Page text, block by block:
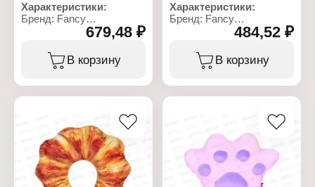
Характеристики:
Бренд: Fancy
Артикул: STKP1
Тип товара: Мягкая
игрушка
Вид: подушка
полотно, полиэфирное
679,48 ₽
В корзину
Характеристики:
Бренд: Fancy
Артикул: DKRE1
Тип товара: Мягкая
игрушка
Вид: подушка
полотно, полиэфирное
484,52 ₽
В корзину